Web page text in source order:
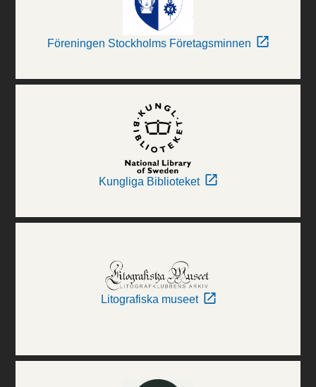
Föreningen Stockholms Företagsminnen
Kungliga Biblioteket
Litografiska museet